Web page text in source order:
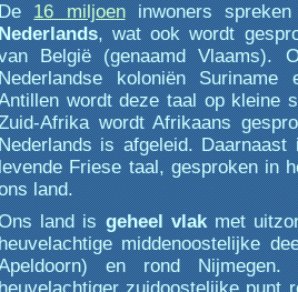
16 miljoeninwoners
, wat ook wordt
België (genaamd Vlaams).
koloniën Suriname
wordt deze taal op kleine
Afrika wordt Afrikaans
is afgeleid.
Friese taal, gesproken in
land.
land isgeheel vlakmet
middenoostelijke
en rond